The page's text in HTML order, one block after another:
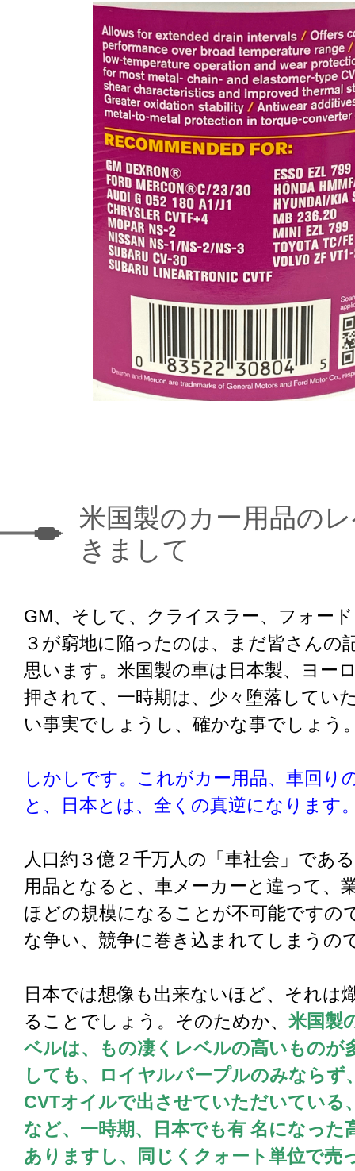
米国製のカー用品の
きまして
GM、そして、クライスラー、フォー
３が窮地に陥ったのは、まだ皆さんの
思います。米国製の車は日本製、ヨー
押されて、一時期は、少々堕落してい
い事実でしょうし、確かな事でしょう
しかしです。これがカー用品、車回り
と、日本とは、全くの真逆になります
人口約３億２千万人の「車社会」であ
用品となると、車メーカーと違って、
ほどの規模になることが不可能ですの
な争い、競争に巻き込まれてしまうの
日本では想像も出来ないほど、それは
ることでしょう。そのためか、 米国製
ベルは、もの凄くレベルの高いものが
しても、ロイヤルパープルのみならず
CVTオイルで出させていただいている
など、一時期、日本でも有 名になった
ありますし、同じくクォート単位で売